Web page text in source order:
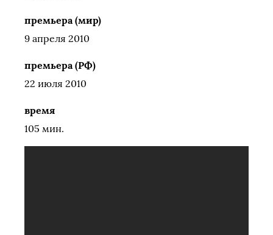
премьера (мир)
9 апреля 2010
премьера (РФ)
22 июля 2010
время
105 мин.